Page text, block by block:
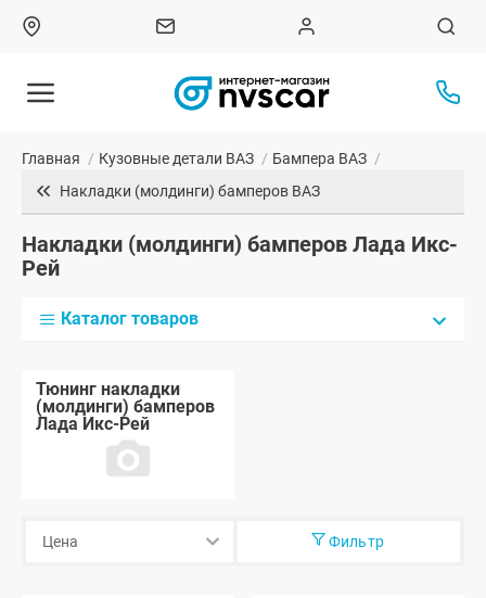
Главная / Кузовные детали ВАЗ / Бампера ВАЗ /
Накладки (молдинги) бамперов ВАЗ
Накладки (молдинги) бамперов Лада Икс-
Рей
Каталог товаров
Тюнинг накладки
(молдинги) бамперов
Лада Икс-Рей
Фильтр